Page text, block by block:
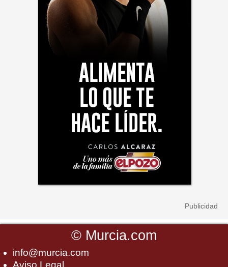
© Murcia.com
info@murcia.com
Aviso Legal